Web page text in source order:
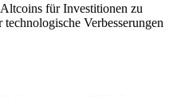
für Investitionen zu
Verbesserungen